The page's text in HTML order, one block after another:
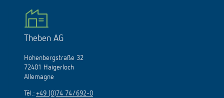
Theben AG
Hohenbergstraße 32
72401 Haigerloch
Allemagne
Tél.: +49 (0)74 74/692-0